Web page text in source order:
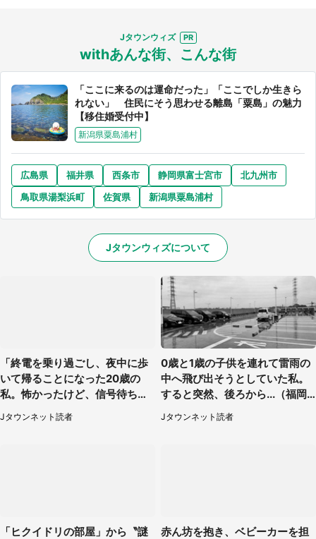
Jタウンウィズ
withあんな街、こんな街
「ここに来るのは運命だった」「ここでしか生きら
れない」 住民にそう思わせる離島「粟島」の魅力
【移住婚受付中】
新潟県粟島浦村
広島県 福井県 西条市 静岡県富士宮市
北九州市
鳥取県湯梨浜町
佐賀県 新潟県粟島浦村
Jタウンウィズについて
「終電を乗り過ごし、夜中に歩
いて帰ることになった20歳の
私。怖かったけど、信号待ちの
車に道を尋ねたら...」（埼玉
県・60代女性）
Jタウンネット読者
0歳と1歳の子供を連れて雷雨の
中へ飛び出そうとしていた私。
すると突然、後ろから...（福岡
県・30代女性）
Jタウンネット読者
「ヒクイドリの部屋」から〝謎
赤ん坊を抱き、ベビーカーを担